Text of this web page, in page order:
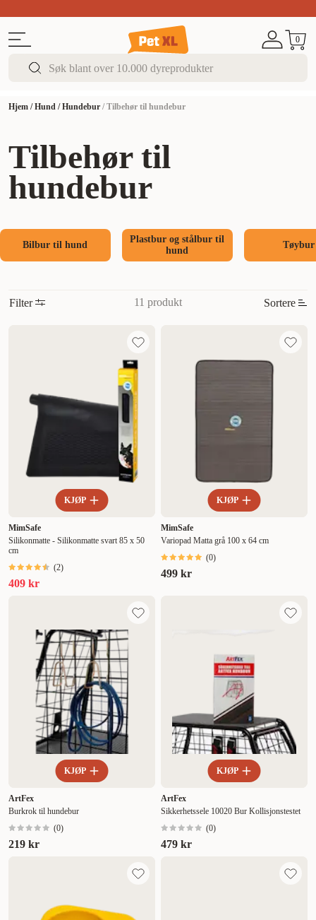
0
Hjem /Hund /Hundebur /Tilbehør til hundebur
Tilbehør til
hundebur
Bilbur til hund
Plastbur og stålbur til
hund
Tøybur
Filter 11 produkt Sortere
Lavest pris
Tilbud
KJØP
MimSafe
Silikonmatte - Silikonmatte svart 85 x 50
cm
(2)
409 kr
KJØP
MimSafe
Variopad Matta grå 100 x 64 cm
(0)
499 kr
KJØP
ArtFex
Burkrok til hundebur
(0)
219 kr
KJØP
ArtFex
Sikkerhetssele 10020 Bur Kollisjonstestet
(0)
479 kr